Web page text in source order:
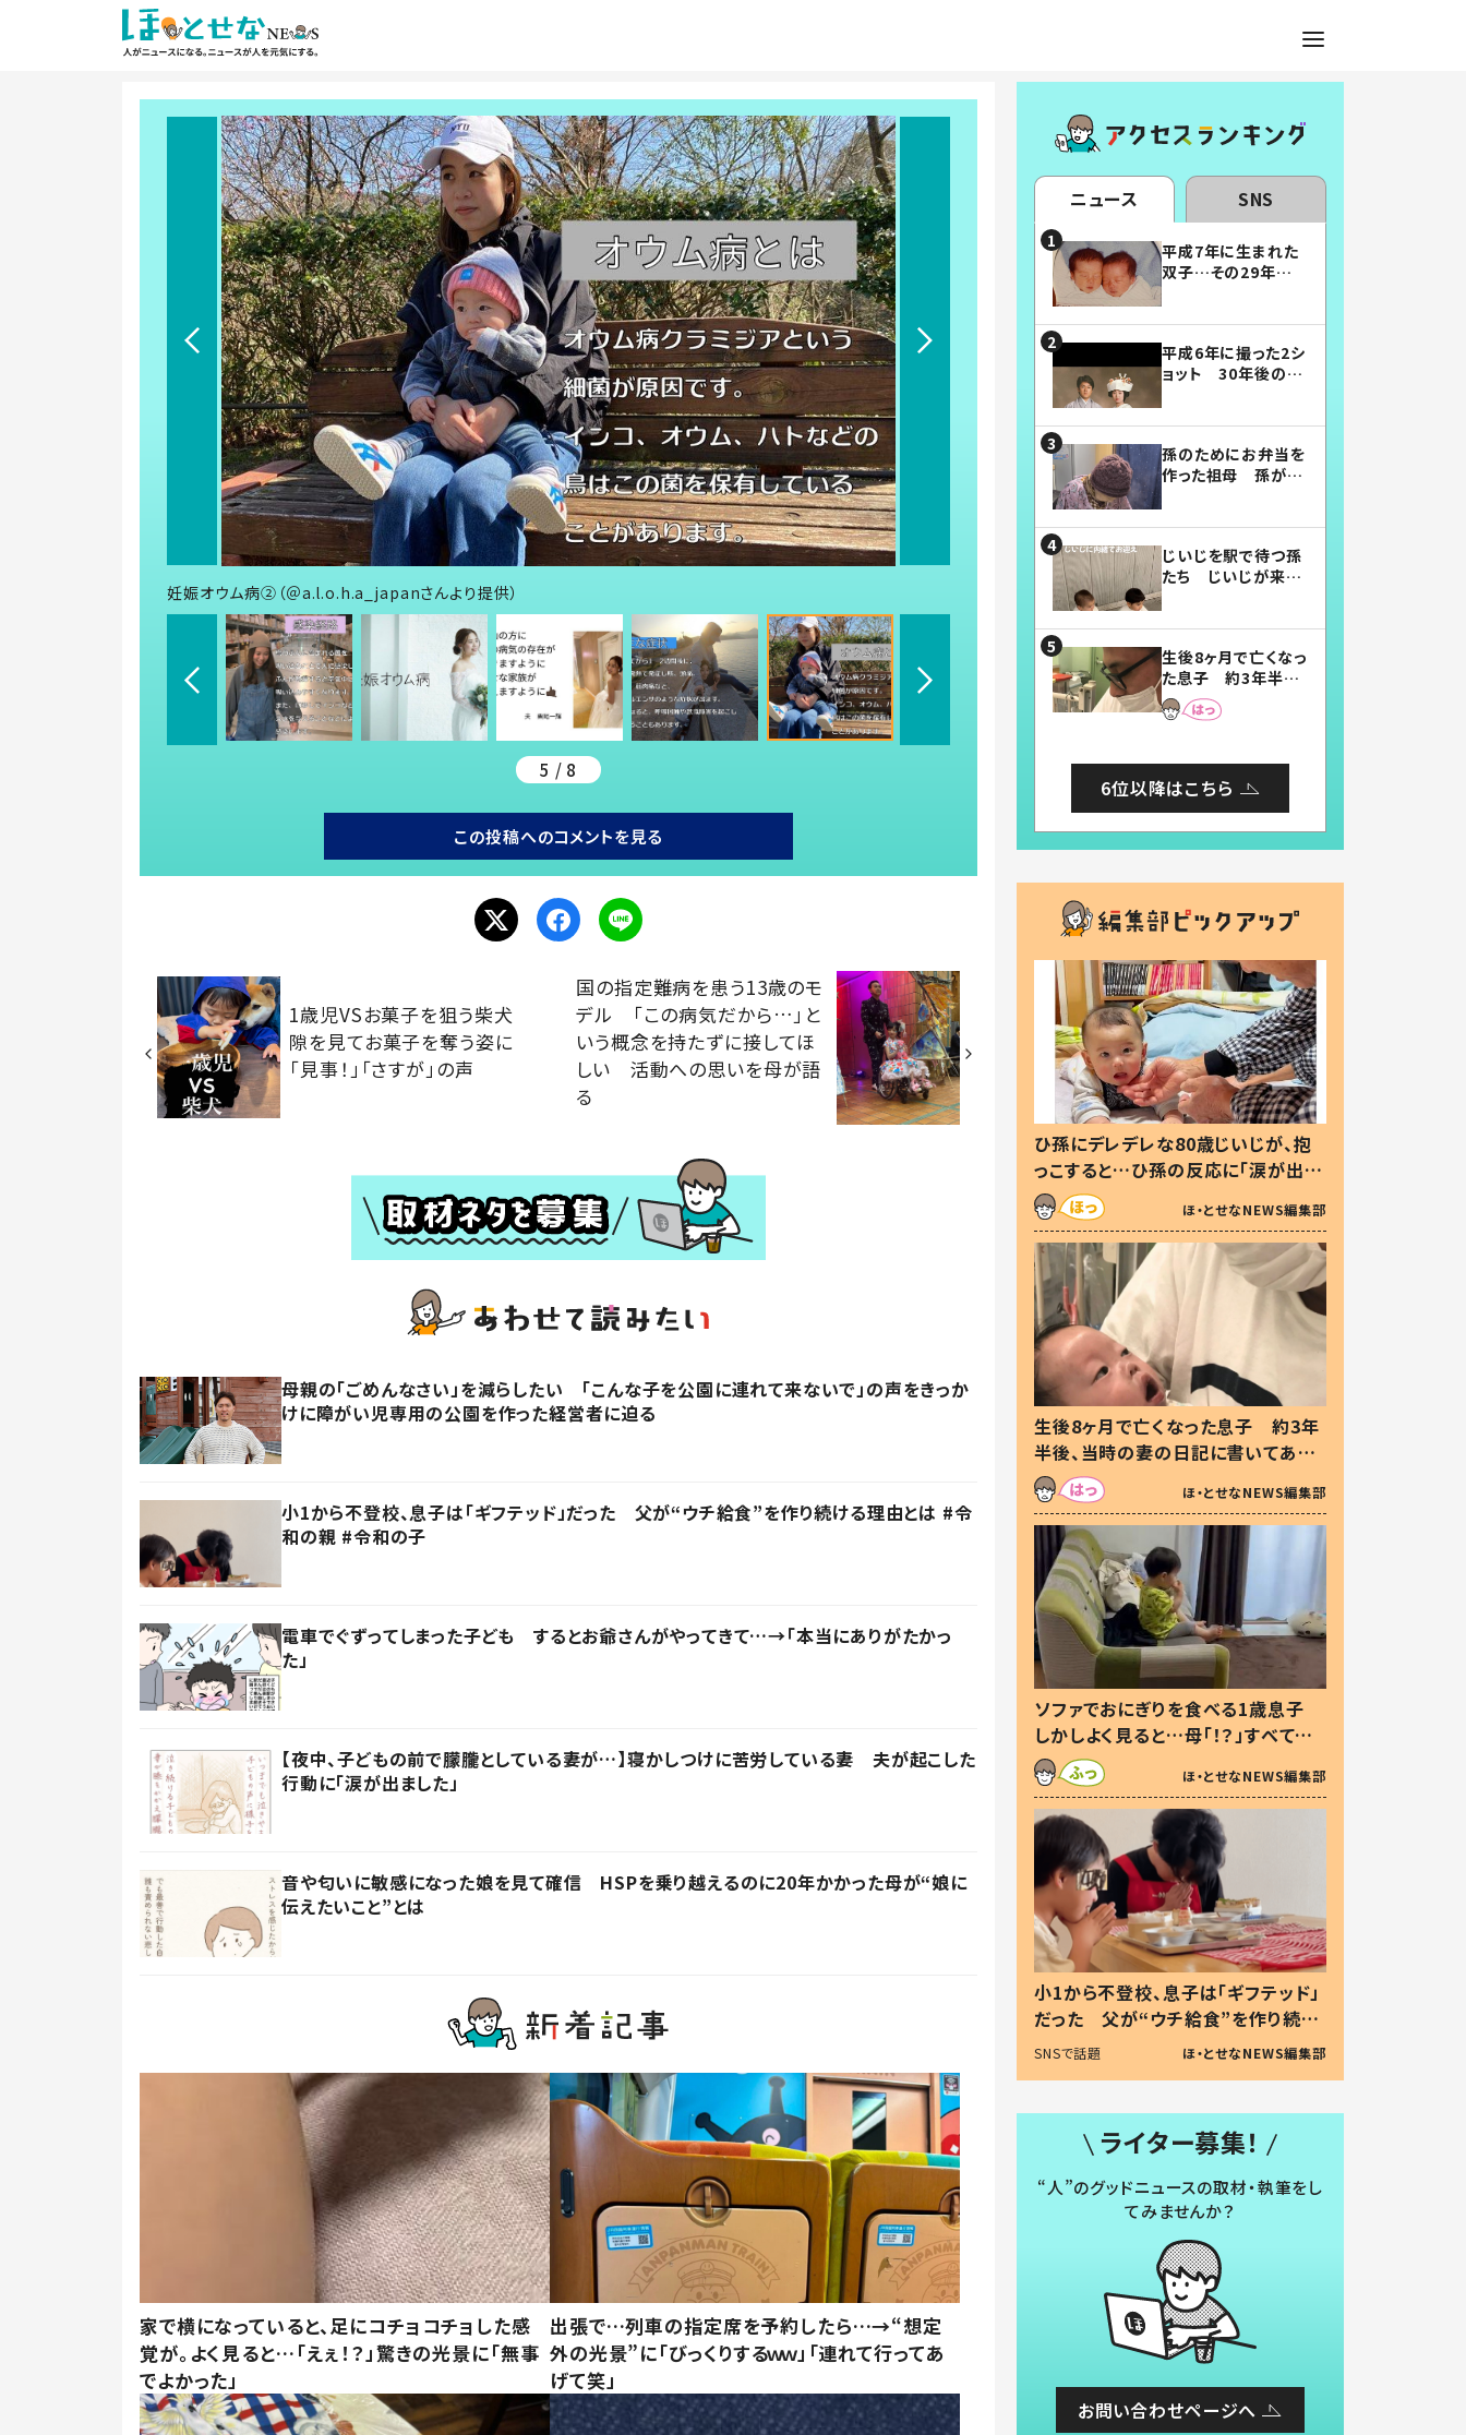
妊娠オウム病②（＠a.l.o.h.a_japanさんより提供）
5 / 8
この投稿へのコメントを見る
1歳児VSお菓子を狙う柴犬
隙を見てお菓子を奪う姿に
「見事！」「さすが」の声
国の指定難病を患う13歳のモ
デル 「この病気だから…」と
いう概念を持たずに接してほ
しい 活動への思いを母が語
る
母親の「ごめんなさい」を減らしたい 「こんな子を公園に連れて来ないで」の声をきっか
けに障がい児専用の公園を作った経営者に迫る
小1から不登校、息子は「ギフテッド」だった 父が“ウチ給食”を作り続ける理由とは #令
和の親 #令和の子
電車でぐずってしまった子ども するとお爺さんがやってきて…→「本当にありがたかっ
た」
【夜中、子どもの前で朦朧としている妻が…】寝かしつけに苦労している妻 夫が起こした
行動に「涙が出ました」
音や匂いに敏感になった娘を見て確信 HSPを乗り越えるのに20年かかった母が“娘に
伝えたいこと”とは
家で横になっていると、足にコチョコチョした感
覚が。よく見ると…「えぇ！？」驚きの光景に「無事
でよかった」
出張で…列車の指定席を予約したら…→“想定
外の光景”に「びっくりするｗｗ」「連れて行ってあ
げて笑」
ニュース SNS
平成7年に生まれた
双子…その29年後
平成6年に撮った2シ
ョット 30年後の姿
孫のためにお弁当を
作った祖母 孫が絶
じいじを駅で待つ孫
たち じいじが来た
まらない」「幸せにな
れる」
生後8ヶ月で亡くなっ
た息子 約3年半
後、当時の妻の日記
に書いてあった本音
6位以降はこちら
ひ孫にデレデレな80歳じいじが、抱
っこすると…ひ孫の反応に「涙が出ま
した」「可愛くて仕方ない」
ほ・とせなNEWS編集部
生後8ヶ月で亡くなった息子 約3年
半後、当時の妻の日記に書いてあっ
た本音とは
ほ・とせなNEWS編集部
ソファでおにぎりを食べる1歳息子
しかしよく見ると…母「！？」すべてを
察した母の投稿に「可愛いから許
す！」「現行犯〜」
ほ・とせなNEWS編集部
小1から不登校、息子は「ギフテッド」
だった 父が“ウチ給食”を作り続け
る理由とは #令和の親 #令和の子
SNSで話題 ほ・とせなNEWS編集部
ライター募集！
“人”のグッドニュースの取材・執筆をし
てみませんか？
お問い合わせページへ